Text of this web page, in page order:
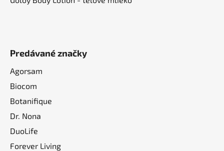
Predávané značky
Agorsam
Biocom
Botanifique
Dr. Nona
DuoLife
Forever Living